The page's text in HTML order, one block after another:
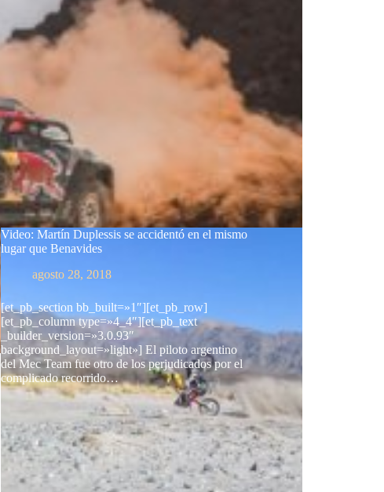
Video: Martín Duplessis se accidentó en el mismo
lugar que Benavides
agosto 28, 2018
[et_pb_section bb_built=»1″][et_pb_row]
[et_pb_column type=»4_4″][et_pb_text
_builder_version=»3.0.93″
background_layout=»light»] El piloto argentino
del Mec Team fue otro de los perjudicados por el
complicado recorrido…